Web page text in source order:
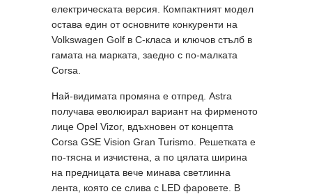
електрическата версия. Компактният модел
остава един от основните конкуренти на
Volkswagen Golf в С-класа и ключов стълб в
гамата на марката, заедно с по-малката
Corsa.
Най-видимата промяна е отпред. Astra
получава еволюирал вариант на фирменото
лице Opel Vizor, вдъхновен от концепта
Corsa GSE Vision Gran Turismo. Решетката е
по-тясна и изчистена, а по цялата ширина
на предницата вече минава светлинна
лента, която се слива с LED фаровете. В